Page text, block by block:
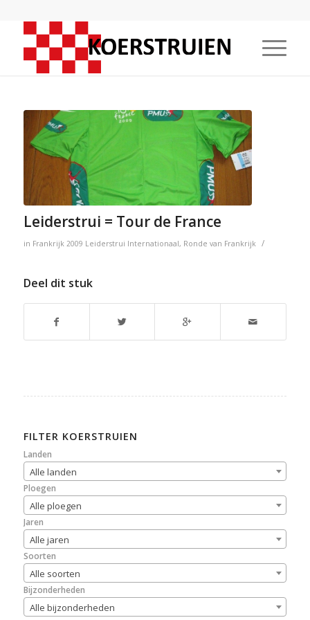
Leiderstrui = Tour de France
in Frankrijk 2009 Leiderstrui Internationaal, Ronde van Frankrijk /
Deel dit stuk
FILTER KOERSTRUIEN
Landen
Alle landen
Ploegen
Alle ploegen
Jaren
Alle jaren
Soorten
Alle soorten
Bijzonderheden
Alle bijzonderheden